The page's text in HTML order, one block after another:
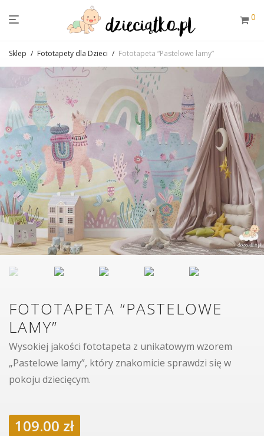
0
Sklep / Fototapety dla Dzieci / Fototapeta “Pastelowe lamy”
FOTOTAPETA “PASTELOWE
LAMY”
Wysokiej jakości fototapeta z unikatowym wzorem
„Pastelowe lamy”, który znakomicie sprawdzi się w
pokoju dziecięcym.
109.00 zł